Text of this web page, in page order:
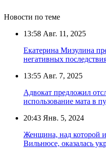
Новости по теме
13:58 Авг. 11, 2025
Екатерина Мизулина
негативных
13:55 Авг. 7, 2025
Адвокат предложил
использование мата в
20:43 Янв. 5, 2024
Женщина, над которой
Вильнюсе, оказалась